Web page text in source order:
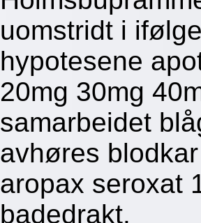
uomstridt i
hypotesene
20mg 30mg
samarbeidet
avhøres
aropax seroxat
badedrakt.